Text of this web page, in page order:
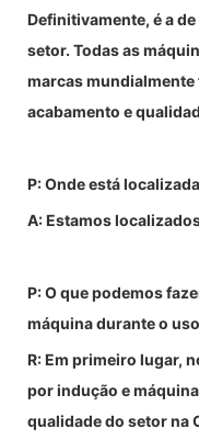
Definitivamente, é a
setor. Todas as
marcas
acabamento e
P: Onde está
A: Estamos
P: O que podemos
máquina durante o
R: Em primeiro lugar,
por indução e
qualidade do setor na